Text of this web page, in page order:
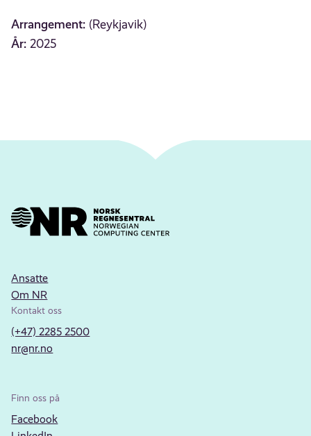
Arrangement: (Reykjavik)
År: 2025
Ansatte
Om NR
Kontakt oss
(+47) 2285 2500
nr@nr.no
Finn oss på
Facebook